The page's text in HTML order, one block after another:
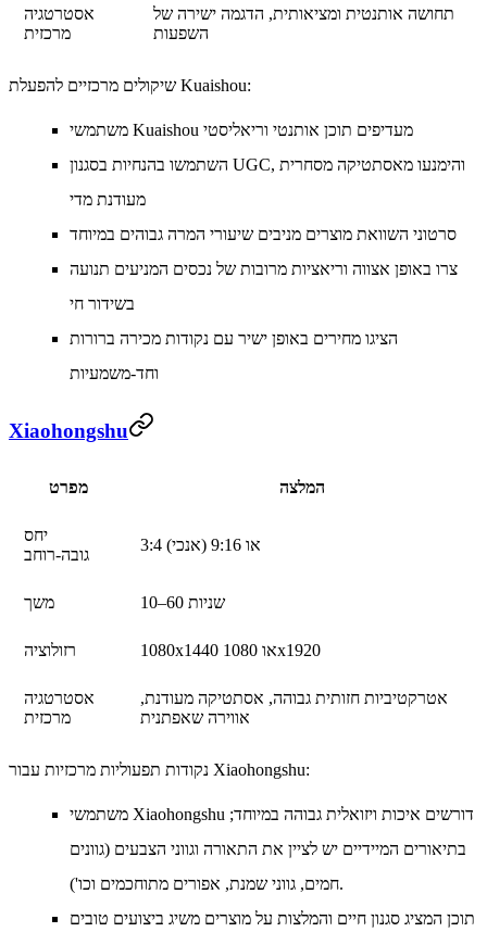
אסטרטגיה
מרכזית
תחושה אותנטית ומציאותית, הדגמה ישירה של
השפעות
שיקולים מרכזיים להפעלת Kuaishou:
משתמשי Kuaishou מעדיפים תוכן אותנטי וריאליסטי
השתמשו בהנחיות בסגנון UGC, והימנעו מאסתטיקה מסחרית
מעודנת מדי
סרטוני השוואת מוצרים מניבים שיעורי המרה גבוהים במיוחד
צרו באופן אצווה וריאציות מרובות של נכסים המניעים תנועה
בשידור חי
הציגו מחירים באופן ישיר עם נקודות מכירה ברורות
וחד-משמעיות
Xiaohongshu
מפרט המלצה
יחס
גובה-רוחב
3:4 או 9:16 (אנכי)
משך 10–60 שניות
רזולוציה 1080x1440 או 1080x1920
אסטרטגיה
מרכזית
אטרקטיביות חזותית גבוהה, אסתטיקה מעודנת,
אווירה שאפתנית
נקודות תפעוליות מרכזיות עבור Xiaohongshu:
משתמשי Xiaohongshu דורשים איכות ויזואלית גבוהה במיוחד;
בתיאורים המיידיים יש לציין את התאורה וגווני הצבעים (גוונים
חמים, גווני שמנת, אפורים מתוחכמים וכו').
תוכן המציג סגנון חיים והמלצות על מוצרים משיג ביצועים טובים